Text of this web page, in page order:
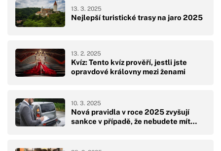
Nejlepší turistické trasy na jaro 2025
13. 3. 2025
Kvíz: Tento kvíz prověří, jestli jste
opravdové královny mezi ženami
13. 2. 2025
Nová pravidla v roce 2025 zvyšují
sankce v případě, že nebudete mít…
10. 3. 2025